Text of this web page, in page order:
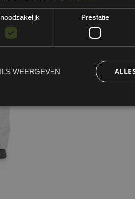
Prestatie
WEERGEVEN